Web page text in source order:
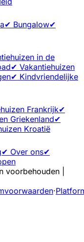
✔ Bungalow✔
in de
✔ Vakantiehuizen
✔ Kindvriendelijke
Frankrijk✔
Griekenland✔
Kroatië
✔ Over ons✔
voorbehouden |
·